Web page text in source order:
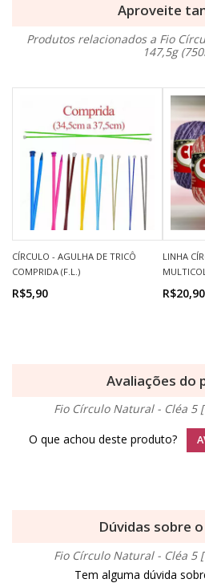
Aproveite
Produtos relacionados a Fio
147,5g
CÍRCULO - AGULHA DE TRICÔ
COMPRIDA (F.L.)
R$5,90
LINHA
R$20,90
Avaliações do
Fio Círculo Natural - Cléa 5
O que achou deste produto?
Dúvidas sobre
Fio Círculo Natural - Cléa 5
Tem alguma dúvida